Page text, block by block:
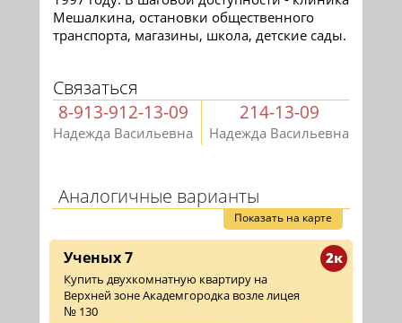
Мешалкина, остановки общественного
транспорта, магазины, школа, детские сады.
Связаться
8-913-912-13-09
Надежда Васильевна
214-13-09
Надежда Васильевна
Аналогичные варианты
Показать на карте
2к
Ученых 7
Купить двухкомнатную квартиру на
Верхней зоне Академгородка возле лицея
№ 130